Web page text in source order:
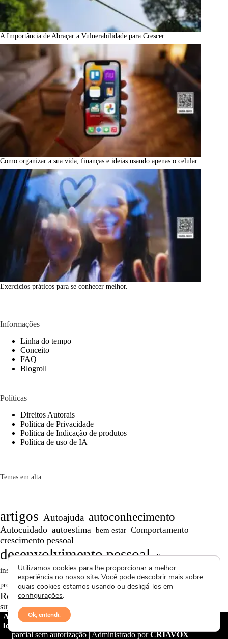
A Importância de Abraçar a Vulnerabilidade para Crescer.
Como organizar a sua vida, finanças e ideias usando apenas o celular.
Exercícios práticos para se conhecer melhor.
Informações
Linha do tempo
Conceito
FAQ
Blogroll
Políticas
Direitos Autorais
Política de Privacidade
Política de Indicação de produtos
Política de uso de IA
Temas em alta
artigos Autoajuda autoconhecimento
Autocuidado autoestima bem estar Comportamento
crescimento pessoal
desenvolvimento pessoal dicas
inspiração Maturidade Motivação Persistência
produtividade Projetos autorais reflexão Reflexões
Reflexões de Vida
superação textos curtos
Avctoris Copyright ©
Ideias
parcial sem autorização | Administrado porCRIAVOX
Utilizamos cookies para lhe proporcionar a melhor
experiência no nosso site. Você pode descobrir mais sobre
quais cookies estamos usando ou desligá-los em
configurações.
Ok, entendi.